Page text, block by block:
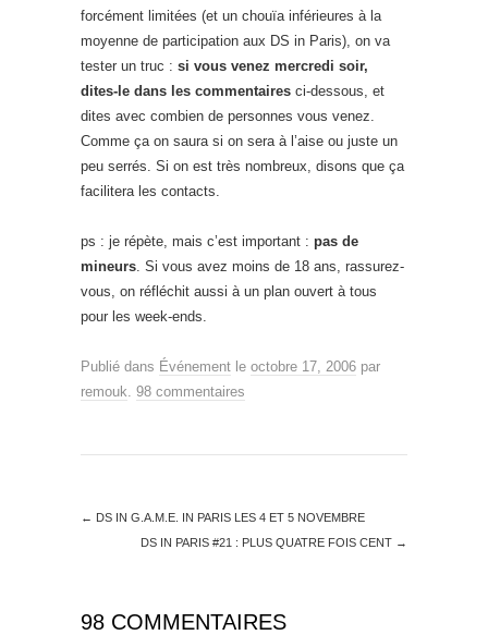
forcément limitées (et un chouïa inférieures à la
moyenne de participation aux DS in Paris), on va
tester un truc : si vous venez mercredi soir,
dites-le dans les commentaires ci-dessous, et
dites avec combien de personnes vous venez.
Comme ça on saura si on sera à l’aise ou juste un
peu serrés. Si on est très nombreux, disons que ça
facilitera les contacts.
ps : je répète, mais c’est important : pas de
mineurs . Si vous avez moins de 18 ans, rassurez-
vous, on réfléchit aussi à un plan ouvert à tous
pour les week-ends.
Publié dans Événement le octobre 17, 2006 par
remouk 98 commentaires
← DS IN G.A.M.E. IN PARIS LES 4 ET 5 NOVEMBRE
DS IN PARIS #21 : PLUS QUATRE FOIS CENT →
98 COMMENTAIRES